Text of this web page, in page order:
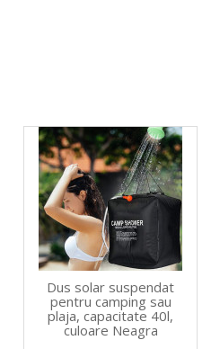
Dus solar suspendat
pentru camping sau
plaja, capacitate 40l,
culoare Neagra